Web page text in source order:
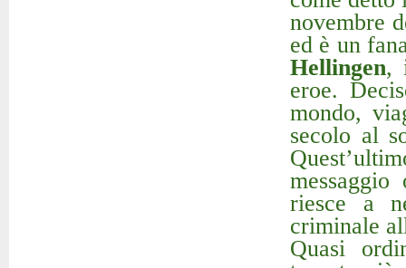
novembre
ed è un
Hellingen,
eroe.
mondo,
secolo al
riesce a
criminale
Quasi